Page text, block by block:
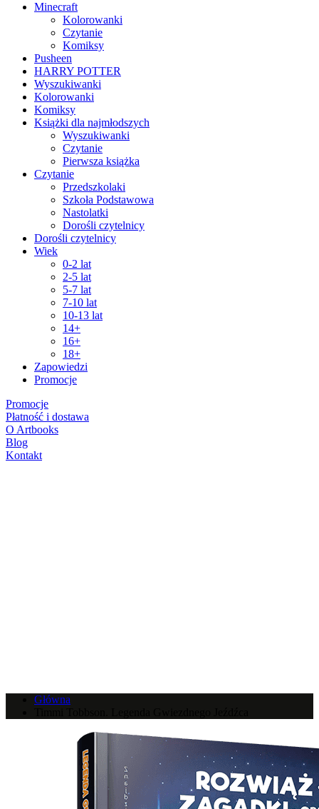
Minecraft
Kolorowanki
Czytanie
Komiksy
Pusheen
HARRY POTTER
Wyszukiwanki
Kolorowanki
Komiksy
Książki dla najmłodszych
Wyszukiwanki
Czytanie
Pierwsza książka
Czytanie
Przedszkolaki
Szkoła Podstawowa
Nastolatki
Dorośli czytelnicy
Dorośli czytelnicy
Wiek
0-2 lat
2-5 lat
5-7 lat
7-10 lat
10-13 lat
14+
16+
18+
Zapowiedzi
Promocje
Promocje
Płatność i dostawa
O Artbooks
Blog
Kontakt
Główna